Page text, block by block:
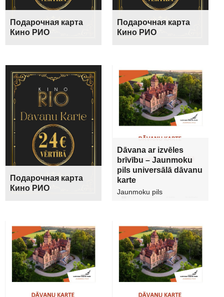
Подарочная карта
Кино РИО
Подарочная карта
Кино РИО
Подарочная карта
Кино РИО
Dāvana ar izvēles
brīvību – Jaunmoku
pils universālā dāvanu
karte
Jaunmoku pils